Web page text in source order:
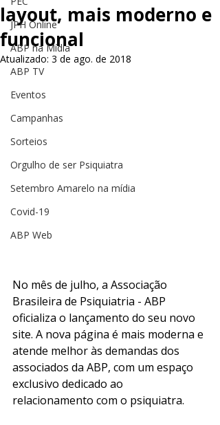
JPH Online
ABP na Mídia
ABP TV
Eventos
Campanhas
Sorteios
Orgulho de ser Psiquiatra
Setembro Amarelo na mídia
Covid-19
ABP Web
layout, mais moderno e
funcional
Atualizado: 3 de ago. de 2018
No mês de julho, a Associação
Brasileira de Psiquiatria - ABP
oficializa o lançamento do seu novo
site. A nova página é mais moderna e
atende melhor às demandas dos
associados da ABP, com um espaço
exclusivo dedicado ao
relacionamento com o psiquiatra.